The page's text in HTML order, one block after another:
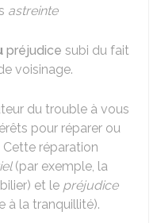
astreinte
préjudice subi du fait
voisinage.
du trouble à vous
pour réparer ou
réparation
(par exemple, la
et le préjudice
à la tranquillité).